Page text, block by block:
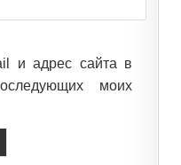
и адрес сайта в
моих